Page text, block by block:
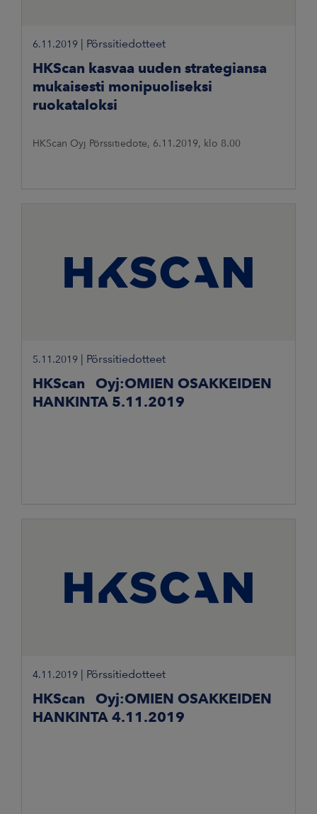
6.11.2019 Pörssitiedotteet
HKScan kasvaa uuden strategiansa
mukaisesti monipuoliseksi
ruokataloksi
HKScan Oyj Pörssitiedote, 6.11.2019, klo 8.00
5.11.2019 Pörssitiedotteet
HKScan Oyj:OMIEN OSAKKEIDEN
HANKINTA 5.11.2019
4.11.2019 Pörssitiedotteet
HKScan Oyj:OMIEN OSAKKEIDEN
HANKINTA 4.11.2019